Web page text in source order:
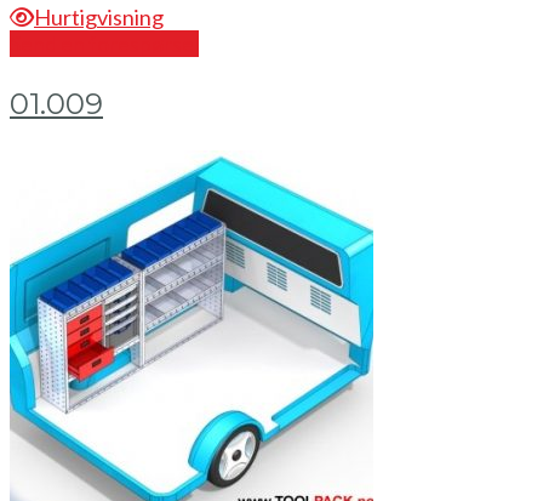
Hurtigvisning
01.009